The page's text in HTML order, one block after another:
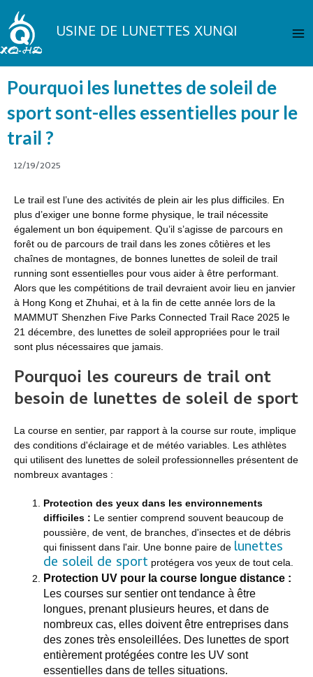
Aller
au
contenu USINE DE LUNETTES XUNQI
Pourquoi les lunettes de soleil de
sport sont-elles essentielles pour le
trail ?
12/19/2025
Le trail est l’une des activités de plein air les plus difficiles. En
plus d’exiger une bonne forme physique, le trail nécessite
également un bon équipement. Qu’il s’agisse de parcours en
forêt ou de parcours de trail dans les zones côtières et les
chaînes de montagnes, de bonnes lunettes de soleil de trail
running sont essentielles pour vous aider à être performant.
Alors que les compétitions de trail devraient avoir lieu en janvier
à Hong Kong et Zhuhai, et à la fin de cette année lors de la
MAMMUT Shenzhen Five Parks Connected Trail Race 2025 le
21 décembre, des lunettes de soleil appropriées pour le trail
sont plus nécessaires que jamais.
Pourquoi les coureurs de trail ont
besoin de lunettes de soleil de sport
La course en sentier, par rapport à la course sur route, implique
des conditions d'éclairage et de météo variables. Les athlètes
qui utilisent des lunettes de soleil professionnelles présentent de
nombreux avantages :
Protection des yeux dans les environnements
difficiles : Le sentier comprend souvent beaucoup de
poussière, de vent, de branches, d'insectes et de débris
qui finissent dans l'air. Une bonne paire de lunettes
de soleil de sport protégera vos yeux de tout cela.
Protection UV pour la course longue distance :
Les courses sur sentier ont tendance à être
longues, prenant plusieurs heures, et dans de
nombreux cas, elles doivent être entreprises dans
des zones très ensoleillées. Des lunettes de sport
entièrement protégées contre les UV sont
essentielles dans de telles situations.